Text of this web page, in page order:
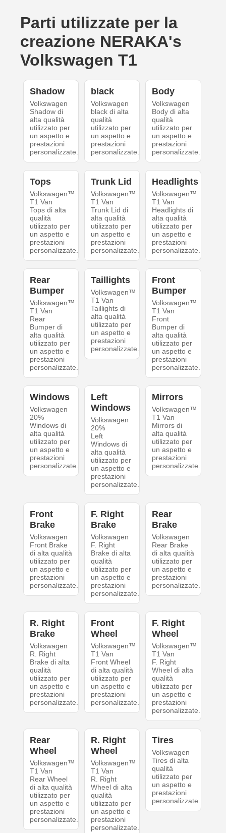
Parti utilizzate per la
creazione NERAKA's
Volkswagen T1
Shadow
Volkswagen
Shadow di
alta qualità
utilizzato per
un aspetto e
prestazioni
personalizzate.
black
Volkswagen
black di alta
qualità
utilizzato per
un aspetto e
prestazioni
personalizzate.
Body
Volkswagen
Body di alta
qualità
utilizzato per
un aspetto e
prestazioni
personalizzate.
Tops
Volkswagen™
T1 Van
Tops di alta
qualità
utilizzato per
un aspetto e
prestazioni
personalizzate.
Trunk Lid
Volkswagen™
T1 Van
Trunk Lid di
alta qualità
utilizzato per
un aspetto e
prestazioni
personalizzate.
Headlights
Volkswagen™
T1 Van
Headlights di
alta qualità
utilizzato per
un aspetto e
prestazioni
personalizzate.
Rear
Bumper
Volkswagen™
T1 Van
Rear
Bumper di
alta qualità
utilizzato per
un aspetto e
prestazioni
personalizzate.
Taillights
Volkswagen™
T1 Van
Taillights di
alta qualità
utilizzato per
un aspetto e
prestazioni
personalizzate.
Front
Bumper
Volkswagen™
T1 Van
Front
Bumper di
alta qualità
utilizzato per
un aspetto e
prestazioni
personalizzate.
Windows
Volkswagen
20%
Windows di
alta qualità
utilizzato per
un aspetto e
prestazioni
personalizzate.
Left
Windows
Volkswagen
20%
Left
Windows di
alta qualità
utilizzato per
un aspetto e
prestazioni
personalizzate.
Mirrors
Volkswagen™
T1 Van
Mirrors di
alta qualità
utilizzato per
un aspetto e
prestazioni
personalizzate.
Front
Brake
Volkswagen
Front Brake
di alta qualità
utilizzato per
un aspetto e
prestazioni
personalizzate.
F. Right
Brake
Volkswagen
F. Right
Brake di alta
qualità
utilizzato per
un aspetto e
prestazioni
personalizzate.
Rear
Brake
Volkswagen
Rear Brake
di alta qualità
utilizzato per
un aspetto e
prestazioni
personalizzate.
R. Right
Brake
Volkswagen
R. Right
Brake di alta
qualità
utilizzato per
un aspetto e
prestazioni
personalizzate.
Front
Wheel
Volkswagen™
T1 Van
Front Wheel
di alta qualità
utilizzato per
un aspetto e
prestazioni
personalizzate.
F. Right
Wheel
Volkswagen™
T1 Van
F. Right
Wheel di alta
qualità
utilizzato per
un aspetto e
prestazioni
personalizzate.
Rear
Wheel
Volkswagen™
T1 Van
Rear Wheel
di alta qualità
utilizzato per
un aspetto e
prestazioni
personalizzate.
R. Right
Wheel
Volkswagen™
T1 Van
R. Right
Wheel di alta
qualità
utilizzato per
un aspetto e
prestazioni
personalizzate.
Tires
Volkswagen
Tires di alta
qualità
utilizzato per
un aspetto e
prestazioni
personalizzate.